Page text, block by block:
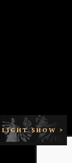
LIGHT SHOW >